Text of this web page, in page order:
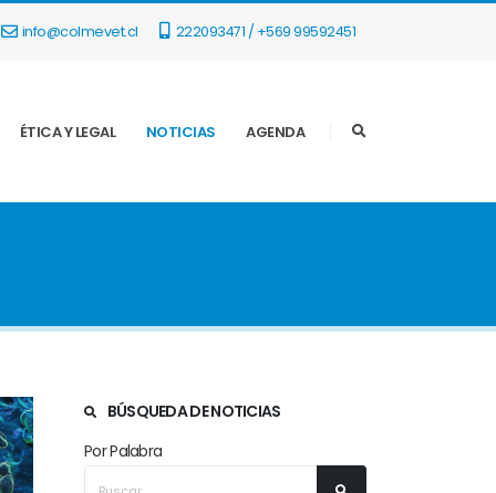
info@colmevet.cl 222093471 / +569 99592451
ÉTICA Y LEGAL NOTICIAS AGENDA
BÚSQUEDA DE NOTICIAS
Por Palabra